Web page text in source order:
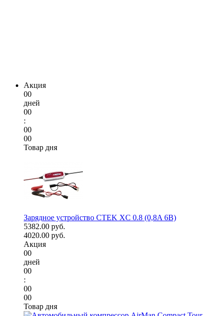
Акция
00
дней
00
:
00
00
Товар дня
Зарядное устройство CTEK XC 0.8 (0,8A 6В)
5382.00 руб.
4020.00 руб.
Акция
00
дней
00
:
00
00
Товар дня